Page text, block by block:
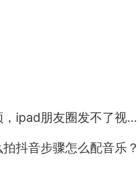
朋友圈发不了视频怎么办？
抖音步骤怎么配音乐？